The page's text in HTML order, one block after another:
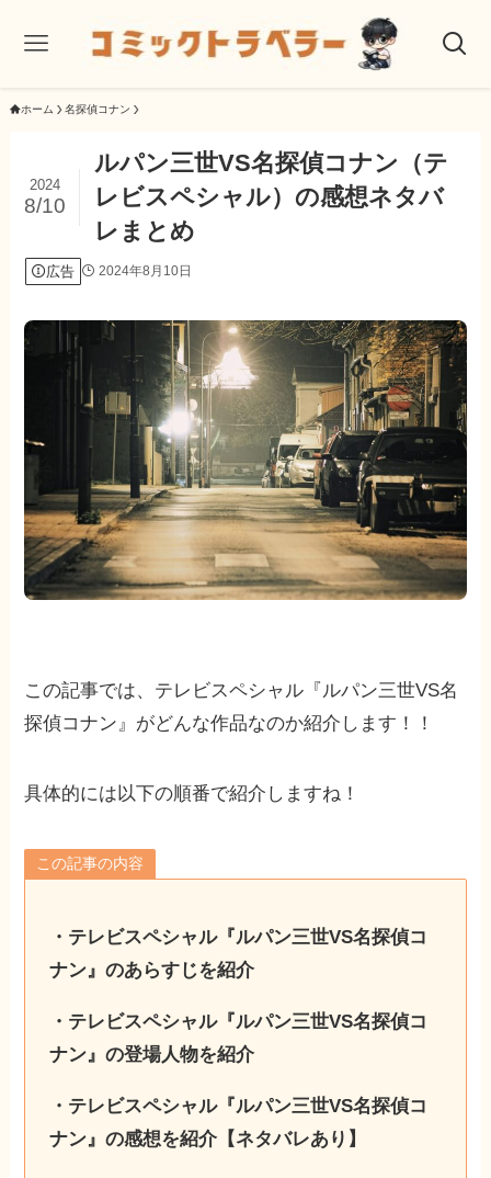
ホーム 名探偵コナン
ルパン三世VS名探偵コナン（テ
レビスペシャル）の感想ネタバ
レまとめ
2024
8/10
広告 2024年8月10日
この記事では、テレビスペシャル『ルパン三世VS名
探偵コナン』がどんな作品なのか紹介します！！
具体的には以下の順番で紹介しますね！
この記事の内容
・テレビスペシャル『ルパン三世VS名探偵コ
ナン』のあらすじを紹介
・テレビスペシャル『ルパン三世VS名探偵コ
ナン』の登場人物を紹介
・テレビスペシャル『ルパン三世VS名探偵コ
ナン』の感想を紹介【ネタバレあり】